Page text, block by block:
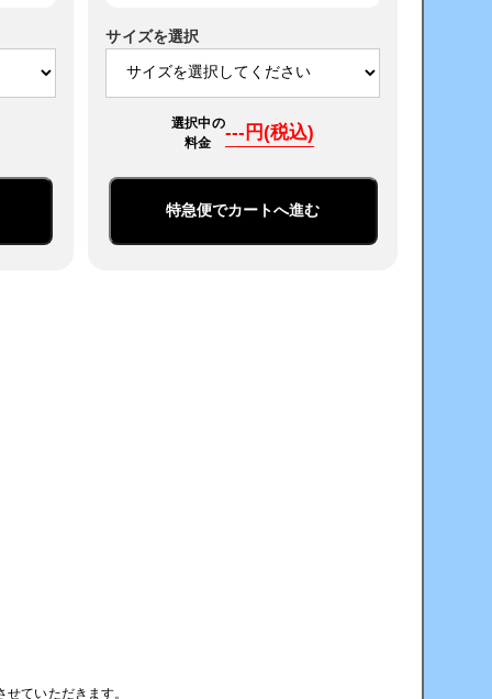
サイズを選択
選択中の
料金
---円(税込)
特急便でカートへ進む
ていただきます。